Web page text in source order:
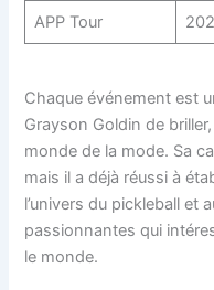
APP Tour
Chaque événement est
Grayson Goldin de
monde de la mode. Sa
mais il a déjà réussi à
l’univers du pickleball et
passionnantes qui
le monde.